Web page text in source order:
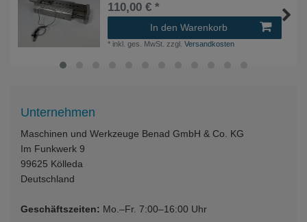
110,00 € *
In den Warenkorb
* inkl. ges. MwSt. zzgl.Versandkosten
Unternehmen
Maschinen und Werkzeuge Benad GmbH & Co. KG
Im Funkwerk 9
99625 Kölleda
Deutschland
Geschäftszeiten: Mo.–Fr. 7:00–16:00 Uhr